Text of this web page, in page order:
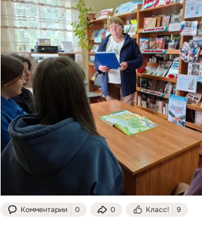
Комментарии 0 0 Класс! 9